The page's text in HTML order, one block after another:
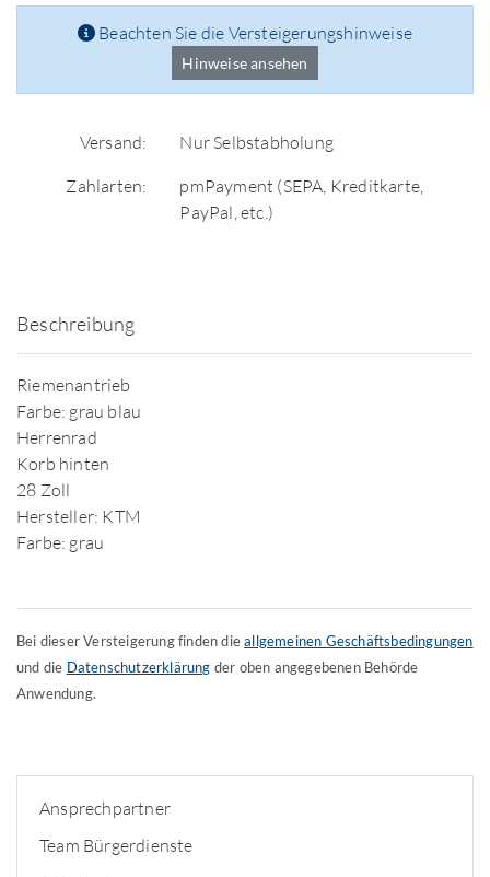
Beachten Sie die Versteigerungshinweise
Hinweise ansehen
Versand:
Nur Selbstabholung
Zahlarten:
pmPayment (SEPA, Kreditkarte,
PayPal, etc.)
Beschreibung
Riemenantrieb
Farbe: grau blau
Herrenrad
Korb hinten
28 Zoll
Hersteller: KTM
Farbe: grau
Bei dieser Versteigerung finden dieallgemeinen Geschäftsbedingungen
und die Datenschutzerklärung der oben angegebenen Behörde
Anwendung.
Ansprechpartner
Team Bürgerdienste